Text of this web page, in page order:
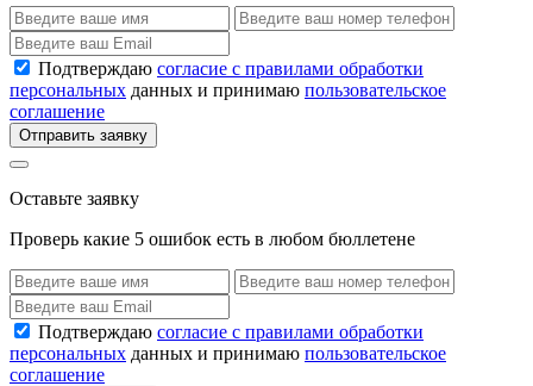
Подтверждаю согласие с правилами обработки
персональных данных и принимаю пользовательское
соглашение
Отправить заявку
Оставьте заявку
Проверь какие 5 ошибок есть в любом бюллетене
Подтверждаю согласие с правилами обработки
персональных данных и принимаю пользовательское
соглашение